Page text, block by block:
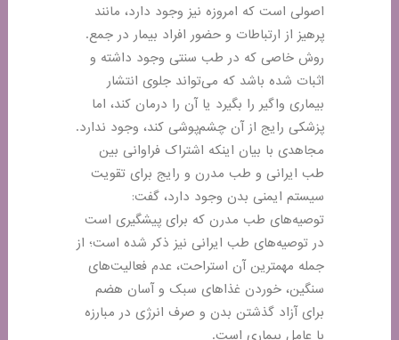
اصولی است که امروزه نیز وجود دارد، مانند
پرهیز از ارتباطات و حضور افراد بیمار در جمع.
روش خاصی که در طب سنتی وجود داشته و
اثبات شده باشد که می‌تواند جلوی انتشار
بیماری واگیر را بگیرد یا آن را درمان کند، اما
پزشکی رایج از آن چشم‌پوشی کند، وجود ندارد.
مجاهدی با بیان اینکه اشتراک فراوانی بین
طب ایرانی و طب مدرن و رایج برای تقویت
سیستم ایمنی بدن وجود دارد، گفت:
توصیه‌های طب مدرن که برای پیشگیری است
در توصیه‌های طب ایرانی نیز ذکر شده است؛ از
جمله مهمترین آن استراحت، عدم فعالیت‌های
سنگین، خوردن غذا‌های سبک و آسان هضم
برای آزاد گذشتن بدن و صرف انرژی در مبارزه
با عامل بیماری است.